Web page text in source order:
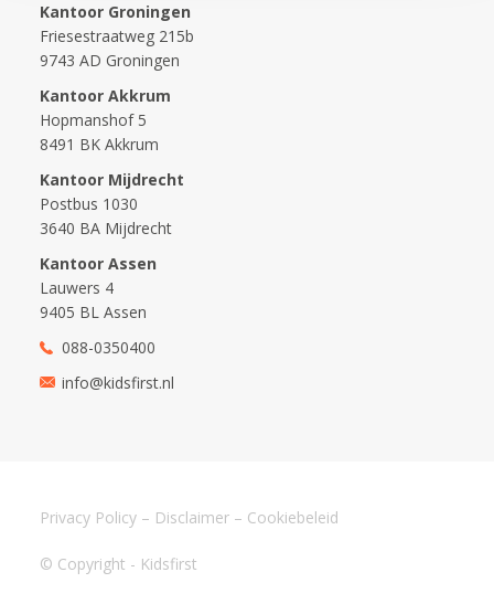
Kantoor Groningen
Friesestraatweg 215b
9743 AD Groningen
Kantoor Akkrum
Hopmanshof 5
8491 BK Akkrum
Kantoor Mijdrecht
Postbus 1030
3640 BA Mijdrecht
Kantoor Assen
Lauwers 4
9405 BL Assen
088-0350400
info@kidsfirst.nl
© Copyright - Kidsfirst
Privacy Policy – Disclaimer – Cookiebeleid